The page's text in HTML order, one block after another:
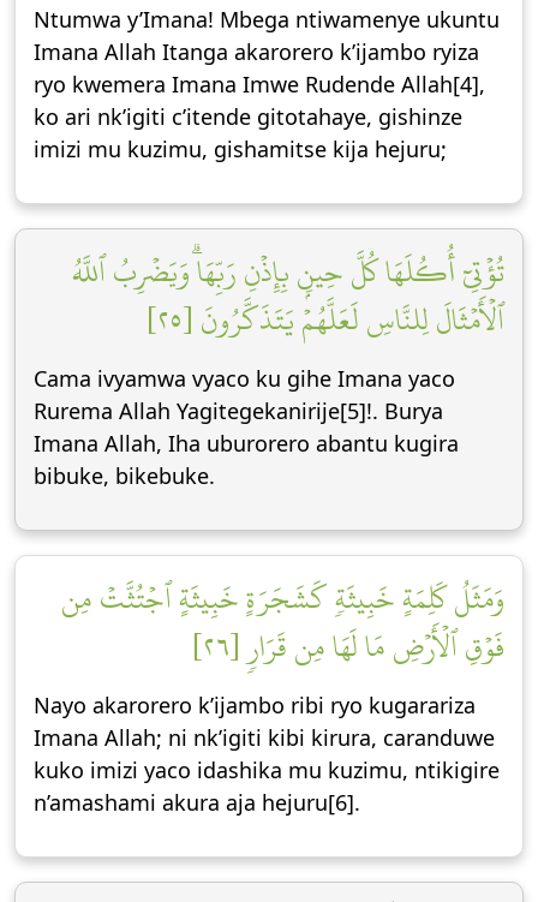
Ntumwa y’Imana! Mbega ntiwamenye ukuntu
Imana Allah Itanga akarorero k’ijambo ryiza
ryo kwemera Imana Imwe Rudende Allah[4],
ko ari nk’igiti c’itende gitotahaye, gishinze
imizi mu kuzimu, gishamitse kija hejuru;
تُؤۡتِيٓ أُكُلَهَا كُلَّ حِينِۭ بِإِذۡنِ رَبِّهَاۗ وَيَضۡرِبُ ٱللَّهُ
ٱلۡأَمۡثَالَ لِلنَّاسِ لَعَلَّهُمۡ يَتَذَكَّرُونَ [٢٥]
Cama ivyamwa vyaco ku gihe Imana yaco
Rurema Allah Yagitegekanirije[5]!. Burya
Imana Allah, Iha uburorero abantu kugira
bibuke, bikebuke.
وَمَثَلُ كَلِمَةٍ خَبِيثَةٖ كَشَجَرَةٍ خَبِيثَةٍ ٱجۡتُثَّتۡ مِن
فَوۡقِ ٱلۡأَرۡضِ مَا لَهَا مِن قَرَارٖ [٢٦]
Nayo akarorero k’ijambo ribi ryo kugarariza
Imana Allah; ni nk’igiti kibi kirura, caranduwe
kuko imizi yaco idashika mu kuzimu, ntikigire
n’amashami akura aja hejuru[6].